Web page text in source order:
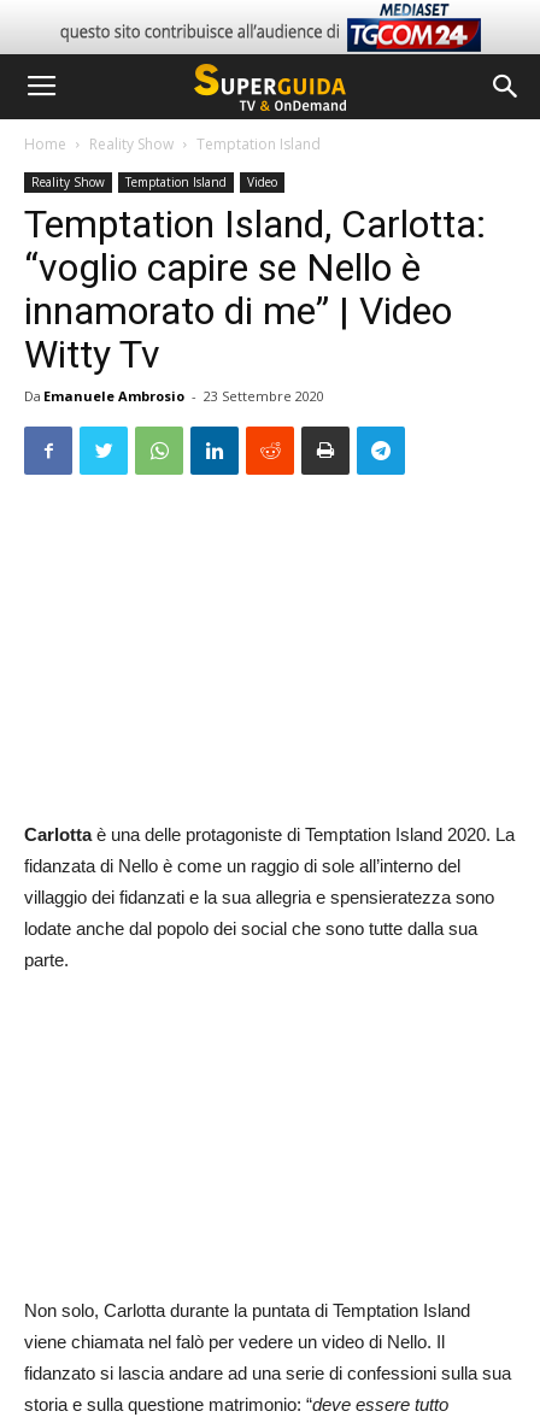
Home Reality Show Temptation Island
Reality Show Temptation Island Video
Temptation Island, Carlotta:
“voglio capire se Nello è
innamorato di me” | Video
Witty Tv
Da Emanuele Ambrosio - 23 Settembre 2020
Carlottaè una delle protagoniste di Temptation Island 2020. La
fidanzata di Nello è come un raggio di sole all’interno del
villaggio dei fidanzati e la sua allegria e spensieratezza sono
lodate anche dal popolo dei social che sono tutte dalla sua
parte.
Non solo, Carlotta durante la puntata di Temptation Island
viene chiamata nel falò per vedere un video di Nello. Il
fidanzato si lascia andare ad una serie di confessioni sulla sua
storia e sulla questione matrimonio: “deve essere tutto